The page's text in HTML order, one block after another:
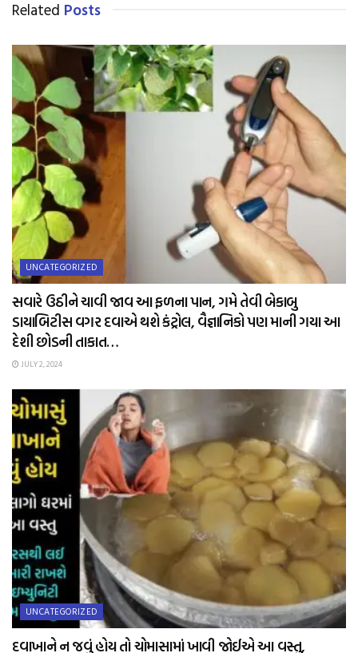
Related Posts
UNCATEGORIZED
સવારે ઉઠીને ચાવી જાવ આ ફળના પાન, ગમે તેવી બેકાબુ
ડાયાબિટીસ વગર દવાએ થશે કંટ્રોલ, વૈજ્ઞાનિકો પણ માની ગયા આ
દેશી છોડની તાકાત…
JULY 2, 2024
UNCATEGORIZED
દવાખાને ન જવું હોય તો ચોમાસામાં ખાવી જોઈએ આ વસ્તુ,